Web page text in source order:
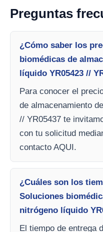
Preguntas
¿Cómo saber los
biomédicas de
líquido YR05423 //
Para conocer el
de almacenamiento
// YR05437 te
con tu solicitud
contacto AQUI.
¿Cuáles son los
Soluciones
nitrógeno líquido
El tiempo de entrega